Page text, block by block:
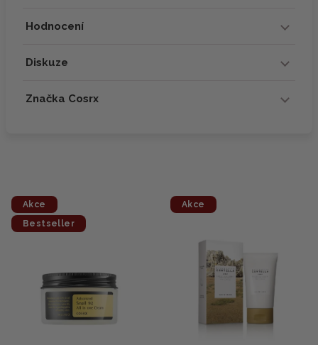
Hodnocení
Diskuze
Značka Cosrx
Akce
Bestseller
Akce